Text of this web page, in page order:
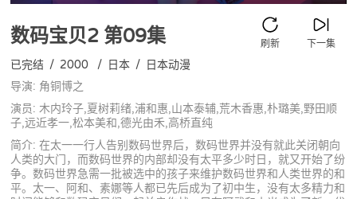
数码宝贝2 第09集 下一集
刷新
已完结 / 2000 / 日本 / 日本动漫
导演: 角铜博之
演员: 木内玲子,夏树莉绪,浦和惠,山本泰辅,荒木香惠,朴璐美,野田顺
子,远近孝一,松本美和,德光由禾,高桥直纯
简介: 在太一一行人告别数码世界后，数码世界并没有就此关闭朝向
人类的大门，而数码世界的内部却没有太平多少时日，就又开始了纷
争。数码世界急需一批被选中的孩子来维护数码世界和人类世界的和
平。太一、阿和、素娜等人都已先后成为了初中生，没有太多精力和